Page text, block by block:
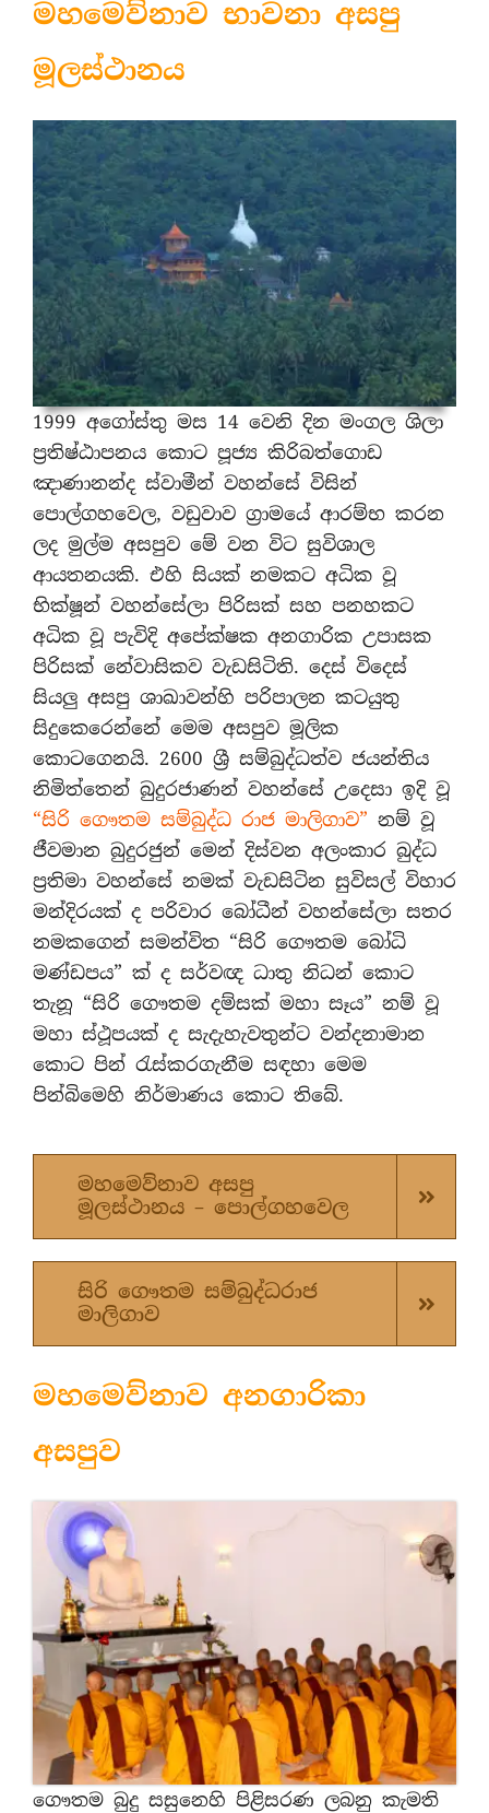
මහමෙව්නාව භාවනා අසපු
මූලස්ථානය
1999 අගෝස්තු මස 14 වෙනි දින මංගල ශිලා
ප්‍රතිෂ්ඨාපනය කොට පූජ්‍ය කිරිබත්ගොඩ
ඤාණානන්ද ස්වාමීන් වහන්සේ විසින්
පොල්ගහවෙල, වඩුවාව ග්‍රාමයේ ආරම්භ කරන
ලද මුල්ම අසපුව මේ වන විට සුවිශාල
ආයතනයකි. එහි සියක් නමකට අධික වූ
භික්ෂූන් වහන්සේලා පිරිසක් සහ පනහකට
අධික වූ පැවිදි අපේක්ෂක අනගාරික උපාසක
පිරිසක් නේවාසිකව වැඩසිටිති. දෙස් විදෙස්
සියලු අසපු ශාඛාවන්හි පරිපාලන කටයුතු
සිදුකෙරෙන්නේ මෙම අසපුව මූලික
කොටගෙනයි. 2600 ශ්‍රී සම්බුද්ධත්ව ජයන්තිය
නිමිත්තෙන් බුදුරජාණන් වහන්සේ උදෙසා ඉදි වූ
“සිරි ගෞතම සම්බුද්ධ රාජ මාලිගාව” නම් වූ
ජීවමාන බුදුරජුන් මෙන් දිස්වන අලංකාර බුද්ධ
ප්‍රතිමා වහන්සේ නමක් වැඩසිටින සුවිසල් විහාර
මන්දිරයක් ද පරිවාර බෝධීන් වහන්සේලා සතර
නමකගෙන් සමන්විත “සිරි ගෞතම බෝධි
මණ්ඩපය” ක් ද සර්වඥ ධාතු නිධන් කොට
තැනූ “සිරි ගෞතම දම්සක් මහා සෑය” නම් වූ
මහා ස්ථූපයක් ද සැදැහැවතුන්ට වන්දනාමාන
කොට පින් රැස්කරගැනීම සඳහා මෙම
පින්බිමෙහි නිර්මාණය කොට තිබේ.
මහමෙව්නාව අසපු
මූලස්ථානය – පොල්ගහවෙල
සිරි ගෞතම සම්බුද්ධරාජ
මාලිගාව
මහමෙව්නාව අනගාරිකා
අසපුව
ගෞතම බුදු සසුනෙහි පිළිසරණ ලබනු කැමති